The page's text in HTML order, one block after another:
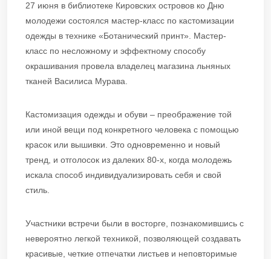
27 июня в библиотеке Кировских островов ко Дню
молодежи состоялся мастер-класс по кастомизации
одежды в технике «Ботанический принт». Мастер-
класс по несложному и эффектному способу
окрашивания провела владелец магазина льняных
тканей Василиса Мурава.
Кастомизация одежды и обуви – преображение той
или иной вещи под конкретного человека с помощью
красок или вышивки. Это одновременно и новый
тренд, и отголосок из далеких 80-х, когда молодежь
искала способ индивидуализировать себя и свой
стиль.
Участники встречи были в восторге, познакомившись с
невероятно легкой техникой, позволяющей создавать
красивые, четкие отпечатки листьев и неповторимые